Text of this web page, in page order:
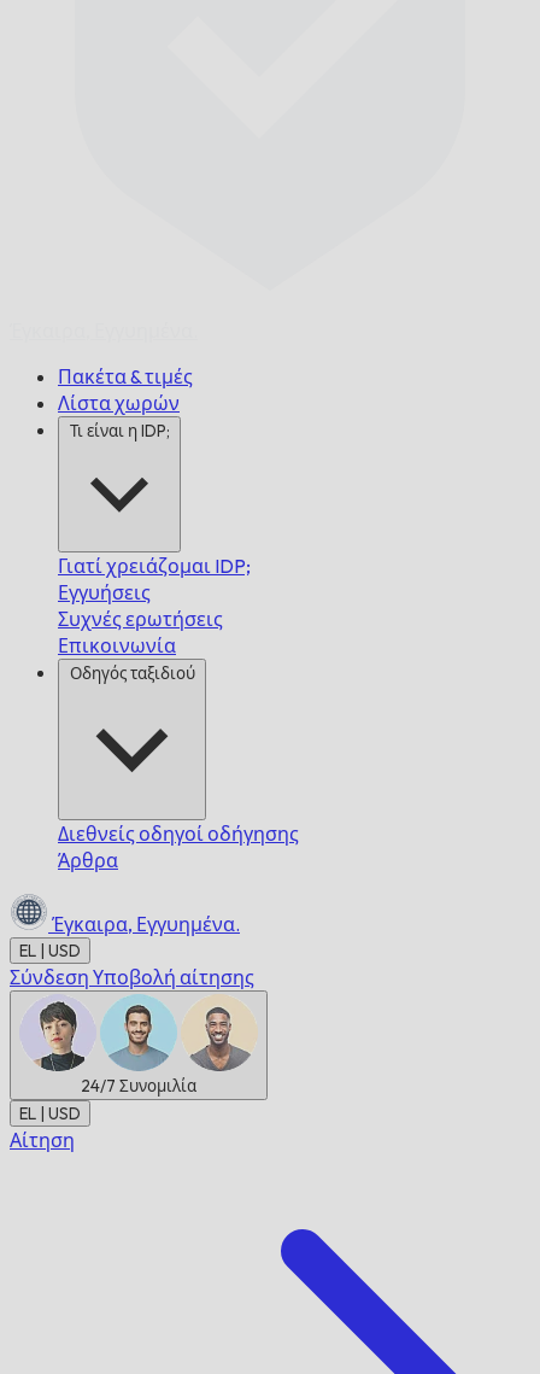
Πακέτα & τιμές
Λίστα χωρών
Τι είναι η IDP;
Γιατί χρειάζομαι IDP;
Εγγυήσεις
Συχνές ερωτήσεις
Επικοινωνία
Οδηγός ταξιδιού
Διεθνείς οδηγοί οδήγησης
Άρθρα
Έγκαιρα, Εγγυημένα.
EL | USD
Σύνδεση Υποβολή αίτησης
24/7 Συνομιλία
EL | USD
Αίτηση